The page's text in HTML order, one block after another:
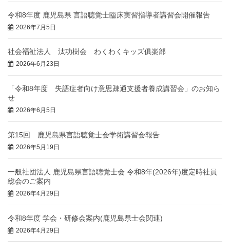
令和8年度 鹿児島県 言語聴覚士臨床実習指導者講習会開催報告
2026年7月5日
社会福祉法人 汰功樹会 わくわくキッズ俱楽部
2026年6月23日
「令和8年度 失語症者向け意思疎通支援者養成講習会」のお知ら
せ
2026年6月5日
第15回 鹿児島県言語聴覚士会学術講習会報告
2026年5月19日
一般社団法人 鹿児島県言語聴覚士会 令和8年(2026年)度定時社員
総会のご案内
2026年4月29日
令和8年度 学会・研修会案内(鹿児島県士会関連)
2026年4月29日